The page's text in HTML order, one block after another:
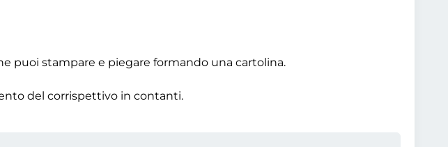
puoi stampare e piegare formando una cartolina.
del corrispettivo in contanti.